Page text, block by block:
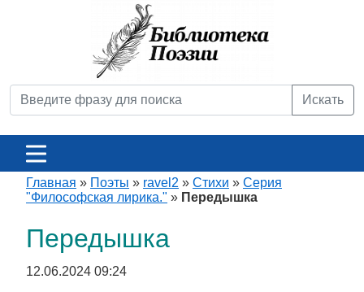
Искать
Главная » Поэты » ravel2 » Стихи » Серия
"Философская лирика." » Передышка
Передышка
12.06.2024 09:24